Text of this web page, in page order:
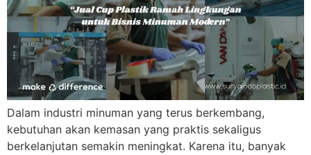
Dalam industri minuman yang terus berkembang,
kebutuhan akan kemasan yang praktis sekaligus
berkelanjutan semakin meningkat. Karena itu, banyak